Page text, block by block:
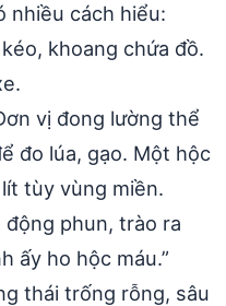
nhiều cách hiểu:
khoang chứa đồ.
vị đong lường thể
đo lúa, gạo. Một hộc
tùy vùng miền.
động phun, trào ra
ấy ho hộc máu.”
thái trống rỗng, sâu